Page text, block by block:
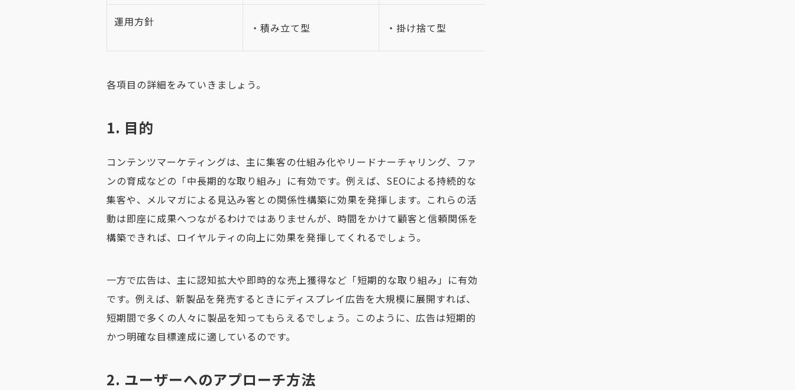
運用方針 ・積み立て型 ・掛け捨て型
各項目の詳細をみていきましょう。
1. 目的
コンテンツマーケティングは、主に集客の仕組み化やリードナーチャリング、ファ
ンの育成などの「中長期的な取り組み」に有効です。例えば、SEOによる持続的な
集客や、メルマガによる見込み客との関係性構築に効果を発揮します。これらの活
動は即座に成果へつながるわけではありませんが、時間をかけて顧客と信頼関係を
構築できれば、ロイヤルティの向上に効果を発揮してくれるでしょう。
一方で広告は、主に認知拡大や即時的な売上獲得など「短期的な取り組み」に有効
です。例えば、新製品を発売するときにディスプレイ広告を大規模に展開すれば、
短期間で多くの人々に製品を知ってもらえるでしょう。このように、広告は短期的
かつ明確な目標達成に適しているのです。
2. ユーザーへのアプローチ方法